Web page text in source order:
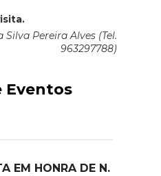
Silva Pereira Alves (Tel.
963297788)
Eventos
EM HONRA DE N.